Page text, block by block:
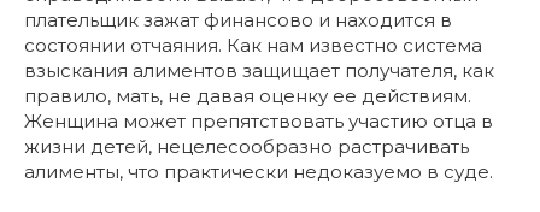
плательщик зажат финансово и находится в
состоянии отчаяния. Как нам известно система
взыскания алиментов защищает получателя, как
правило, мать, не давая оценку ее действиям.
Женщина может препятствовать участию отца в
жизни детей, нецелесообразно растрачивать
алименты, что практически недоказуемо в суде.